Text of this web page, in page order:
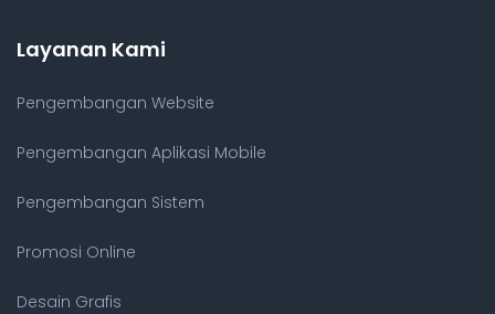
Layanan Kami
Pengembangan Website
Pengembangan Aplikasi Mobile
Pengembangan Sistem
Promosi Online
Desain Grafis